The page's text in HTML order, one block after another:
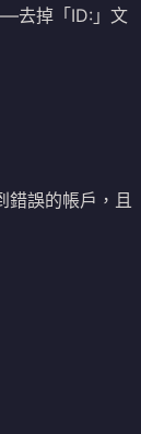
去掉「ID:」文
錯誤的帳戶，且